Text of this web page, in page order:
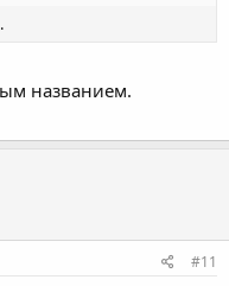
названием.
#11